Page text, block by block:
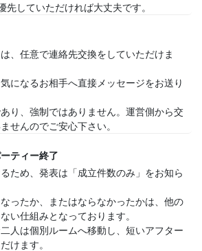
していただければ大丈夫です。
、任意で連絡先交換をしていただけま
になるお相手へ直接メッセージをお送り
り、強制ではありません。運営側から交
せんのでご安心下さい。
ティー終了
ため、発表は「成立件数のみ」をお知ら
ったか、またはならなかったかは、他の
い仕組みとなっております。
人は個別ルームへ移動し、短いアフター
けます。